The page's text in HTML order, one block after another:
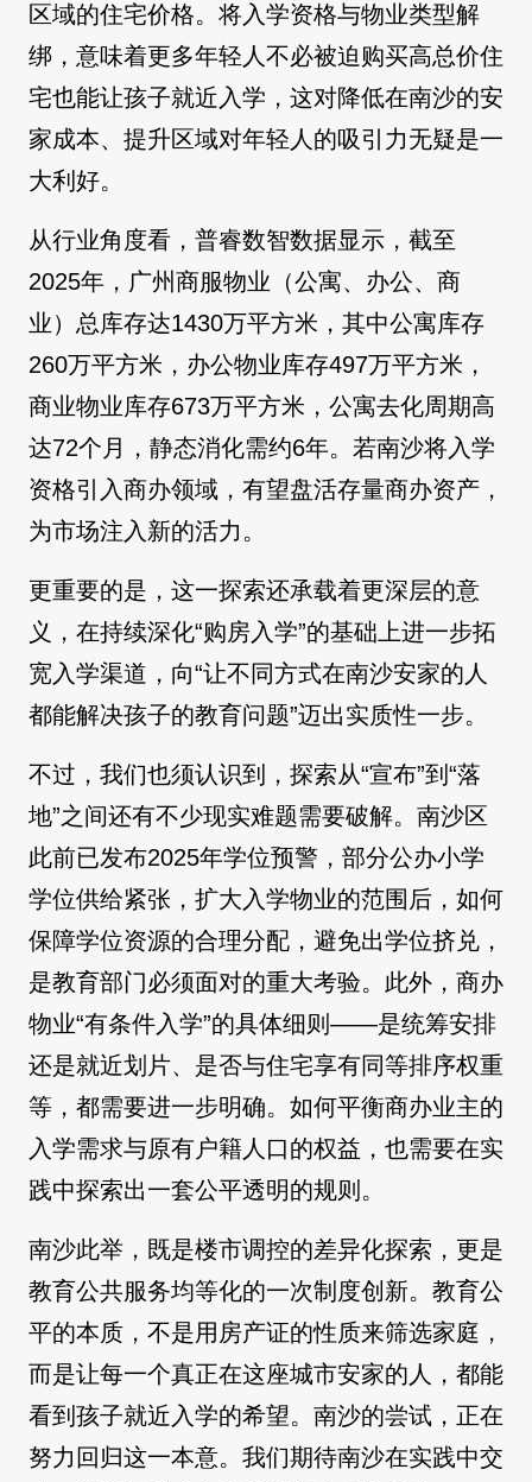
区域的住宅价格。将入学资格与物业类型解
绑，意味着更多年轻人不必被迫购买高总价住
宅也能让孩子就近入学，这对降低在南沙的安
家成本、提升区域对年轻人的吸引力无疑是一
大利好。
从行业角度看，普睿数智数据显示，截至
2025年，广州商服物业（公寓、办公、商
业）总库存达1430万平方米，其中公寓库存
260万平方米，办公物业库存497万平方米，
商业物业库存673万平方米，公寓去化周期高
达72个月，静态消化需约6年。若南沙将入学
资格引入商办领域，有望盘活存量商办资产，
为市场注入新的活力。
更重要的是，这一探索还承载着更深层的意
义，在持续深化“购房入学”的基础上进一步拓
宽入学渠道，向“让不同方式在南沙安家的人
都能解决孩子的教育问题”迈出实质性一步。
不过，我们也须认识到，探索从“宣布”到“落
地”之间还有不少现实难题需要破解。南沙区
此前已发布2025年学位预警，部分公办小学
学位供给紧张，扩大入学物业的范围后，如何
保障学位资源的合理分配，避免出学位挤兑，
是教育部门必须面对的重大考验。此外，商办
物业“有条件入学”的具体细则——是统筹安排
还是就近划片、是否与住宅享有同等排序权重
等，都需要进一步明确。如何平衡商办业主的
入学需求与原有户籍人口的权益，也需要在实
践中探索出一套公平透明的规则。
南沙此举，既是楼市调控的差异化探索，更是
教育公共服务均等化的一次制度创新。教育公
平的本质，不是用房产证的性质来筛选家庭，
而是让每一个真正在这座城市安家的人，都能
看到孩子就近入学的希望。南沙的尝试，正在
努力回归这一本意。我们期待南沙在实践中交